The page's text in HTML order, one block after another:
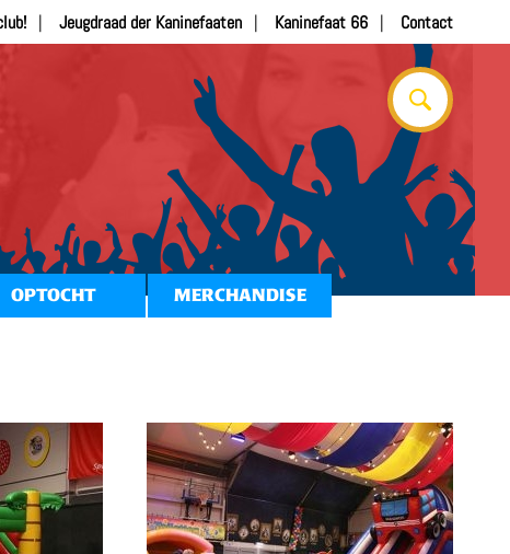
Jeugdraad der Kaninefaaten Kaninefaat 66 Contact
OPTOCHT MERCHANDISE